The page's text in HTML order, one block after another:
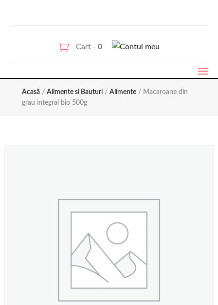
Cart - 0
Acasă/ Alimente si Bauturi/ Alimente/ Macaroane din
grau integral bio 500g